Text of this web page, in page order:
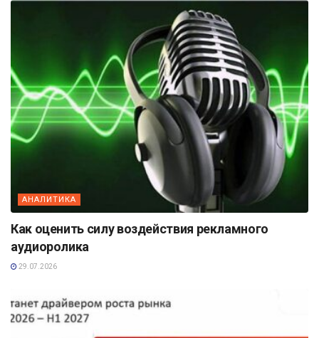
АНАЛИТИКА
Как оценить силу воздействия рекламного
аудиоролика
29.07.2026